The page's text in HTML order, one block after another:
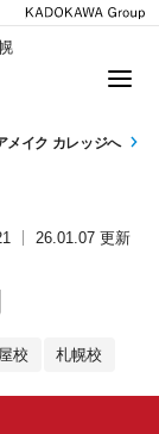
メイク カレッジへ
26.01.07 更新
校 札幌校